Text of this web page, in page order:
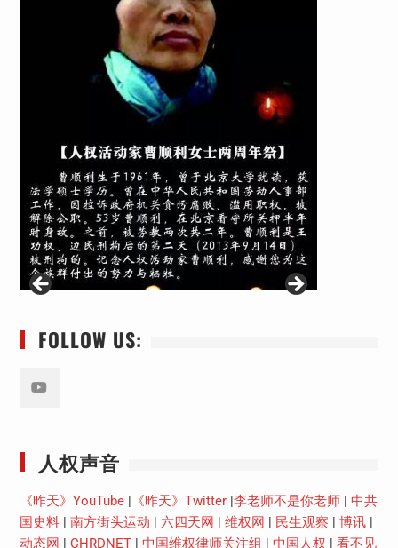
FOLLOW US:
人权声音
《昨天》YouTube| 《昨天》Twitter| 李老师不是你老师| 中共
国史料| 南方街头运动 六四天网 维权网 民生观察 博讯|
动态网
CHRDNET| 中国维权律师关注组 中国人权
看不见